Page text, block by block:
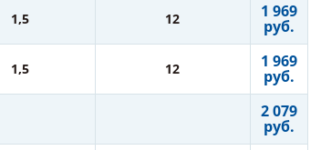
1,5 12 1 969
руб.
1,5 12 1 969
руб.
2 079
руб.